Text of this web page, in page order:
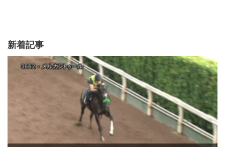
新着記事